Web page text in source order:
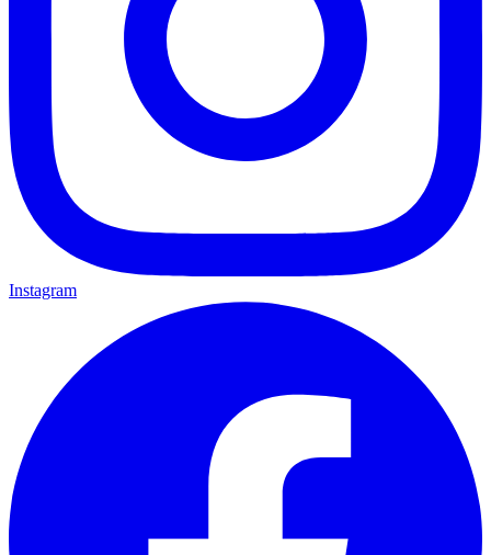
Instagram